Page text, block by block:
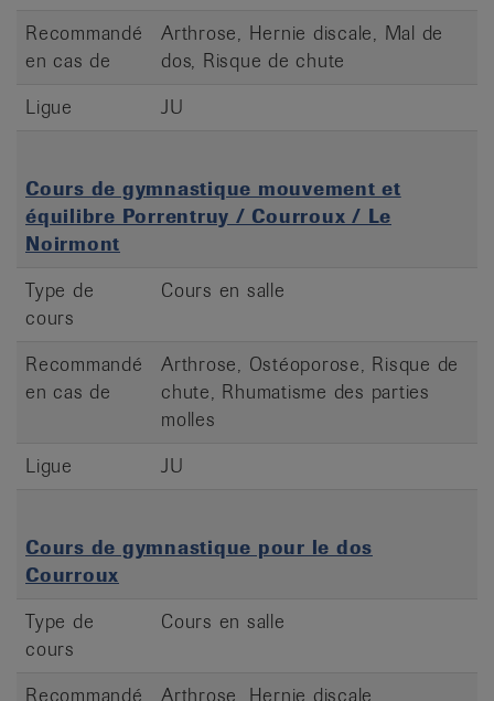
Recommandé
en cas de
Arthrose, Hernie discale, Mal de
dos, Risque de chute
Ligue
JU
Cours de gymnastique mouvement et
équilibre Porrentruy / Courroux / Le
Noirmont
Type de
cours
Cours en salle
Recommandé
en cas de
Arthrose, Ostéoporose, Risque de
chute, Rhumatisme des parties
molles
Ligue
JU
Cours de gymnastique pour le dos
Courroux
Type de
cours
Cours en salle
Recommandé Arthrose, Hernie discale,